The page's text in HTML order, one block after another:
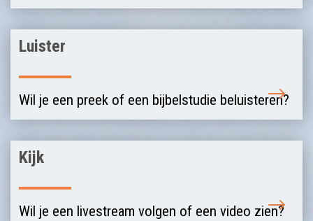
Luister
Wil je een preek of een bijbelstudie beluisteren?
Kijk
Wil je een livestream volgen of een video zien?